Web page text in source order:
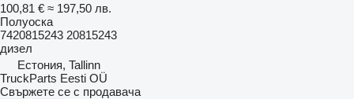
100,81 € ≈ 197,50 лв.
Полуоска
7420815243 20815243
дизел
Естония, Tallinn
TruckParts Eesti OÜ
Свържете се с продавача